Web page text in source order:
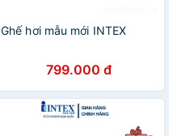
Ghế hơi mẫu mới INTEX
799.000 đ